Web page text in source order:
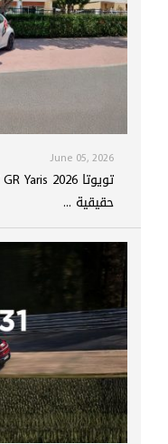
June 05, 2026
حقيقية ...